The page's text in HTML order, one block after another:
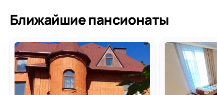
Ближайшие пансионаты